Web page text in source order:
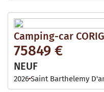
Camping-car
75849 €
NEUF
2026Saint Barthelemy